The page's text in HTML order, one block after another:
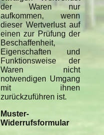
der Waren nur
aufkommen, wenn
dieser Wertverlust auf
einen zur Prüfung der
Beschaffenheit,
Eigenschaften und
Funktionsweise der
Waren nicht
notwendigen Umgang
mit ihnen
zurückzuführen ist.
Muster-
Widerrufsformular